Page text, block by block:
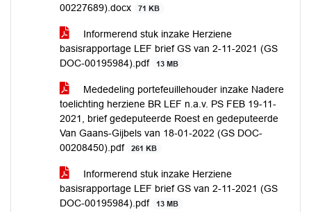
00227689).docx
71 KB
Informerend stuk inzake Herziene
basisrapportage LEF brief GS van 2-11-2021 (GS
DOC-00195984).pdf
13 MB
Mededeling portefeuillehouder inzake Nadere
toelichting herziene BR LEF n.a.v. PS FEB 19-11-
2021, brief gedeputeerde Roest en gedeputeerde
Van Gaans-Gijbels van 18-01-2022 (GS DOC-
00208450).pdf
261 KB
Informerend stuk inzake Herziene
basisrapportage LEF brief GS van 2-11-2021 (GS
DOC-00195984).pdf
13 MB